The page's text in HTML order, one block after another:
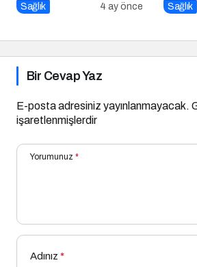
Sağlık 4 ay önce Sağlık
Bir Cevap Yaz
E-posta adresiniz yayınlanmayacak.
işaretlenmişlerdir
Yorumunuz *
Adınız *